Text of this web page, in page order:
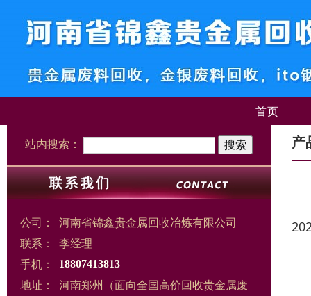
首页
站内搜索：
公司：
河南省锦鑫贵金属回收冶炼有限公司
联系：
李经理
手机：
18807413813
地址：
河南郑州（面向全国高价回收贵金属废
产